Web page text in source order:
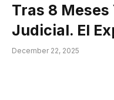
Tras 8 Meses
Judicial. El
December 22, 2025